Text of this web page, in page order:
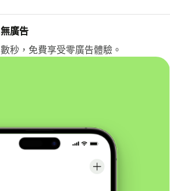
廣告
秒，免費享受零廣告體驗。